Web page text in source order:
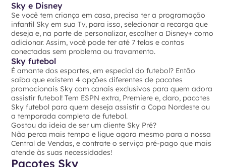
Sky e Disney
Se você tem criança em casa, precisa ter a programação
infantil Sky em sua Tv, para isso, selecionar a recarga que
deseja e, na parte de personalizar, escolher a Disney+ como
adicionar. Assim, você pode ter até 7 telas e contas
conectadas sem problema ou travamento.
Sky futebol
É amante dos esportes, em especial do futebol? Então
saiba que existem 4 opções diferentes de pacotes
promocionais Sky com canais exclusivos para quem adora
assistir futebol! Tem ESPN extra, Premiere e, claro, pacotes
Sky futebol para quem deseja assistir a Copa Nordeste ou
a temporada completa de futebol.
Gostou da ideia de ser um cliente Sky Pré?
Não perca mais tempo e ligue agora mesmo para a nossa
Central de Vendas, e contrate o serviço pré-pago que mais
atende às suas necessidades!
Pacotes Sky